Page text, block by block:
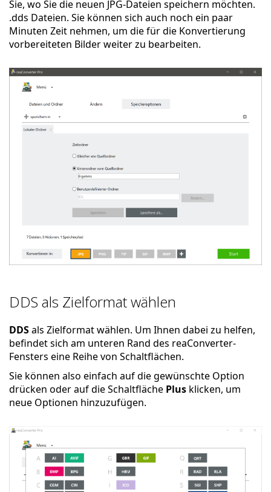
Sie, wo Sie die neuen JPG-Dateien speichern möchten.
.dds Dateien. Sie können sich auch noch ein paar
Minuten Zeit nehmen, um die für die Konvertierung
vorbereiteten Bilder weiter zu bearbeiten.
DDS als Zielformat wählen
DDSals Zielformat wählen. Um Ihnen dabei zu helfen,
befindet sich am unteren Rand des reaConverter-
Fensters eine Reihe von Schaltflächen.
Sie können also einfach auf die gewünschte Option
drücken oder auf die Schaltfläche Plus klicken, um
neue Optionen hinzuzufügen.